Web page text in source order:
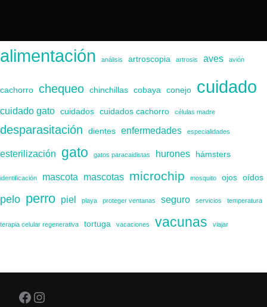
alimentación análisis artroscopia artrosis aves avión
cachorro chequeo chinchillas cobaya conejo cuidado
cuidado gato cuidados cuidados cachorro células madre
desparasitación dientes enfermedades especialidades
esterilización gato gatos paracaidistas hurones hámsters
identificación mascota mascotas microchip mosquito ojos oídos
pelo perro piel playa proteger ventanas seguro servicios temperatura
terapia celular regenerativa tortuga vacaciones vacunas viajar
Facebook
Instagram